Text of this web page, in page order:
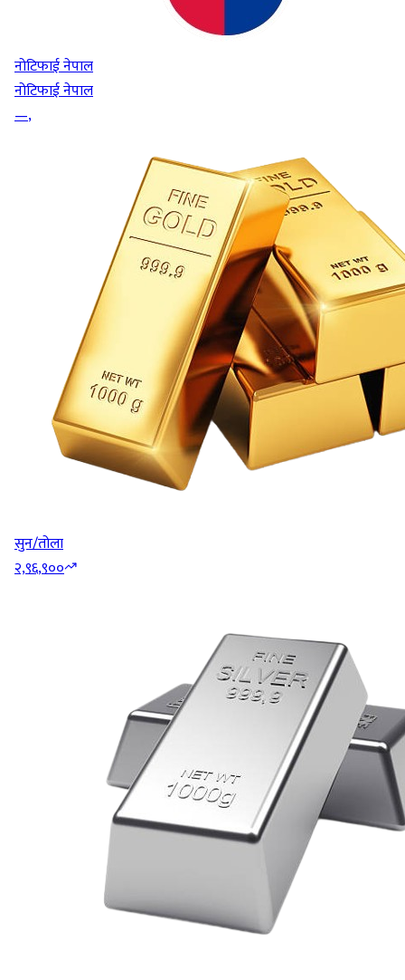
नोटिफाई नेपाल
नोटिफाई नेपाल
—,
सुन/तोला
२,९६,९००